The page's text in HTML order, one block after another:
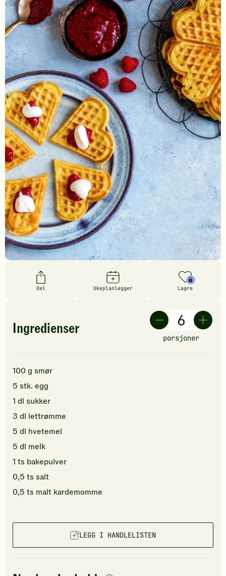
Del Ukeplanlegger Lagre
Ingredienser
porsjoner
100g smør
5 stk. egg
1 dl sukker
3 dl lettrømme
5 dl hvetemel
5 dl melk
1 ts bakepulver
0,5 ts salt
0,5 ts malt kardemomme
LEGG I HANDLELISTEN